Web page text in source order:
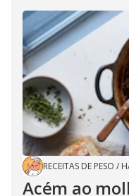
RECEITAS DE PESO /
Acém ao